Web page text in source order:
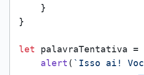
    }
}
let palavraTentativa
alert ( `Isso ai!